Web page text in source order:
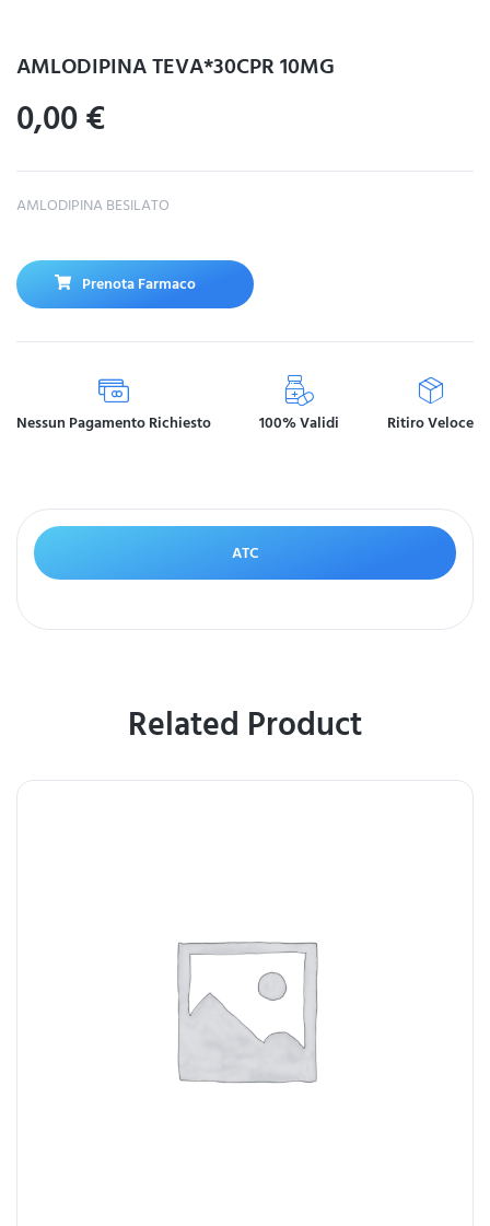
AMLODIPINA TEVA*30CPR 10MG
0,00€
AMLODIPINA BESILATO
Prenota Farmaco
Nessun Pagamento Richiesto 100% Validi Ritiro Veloce
ATC
Related Product